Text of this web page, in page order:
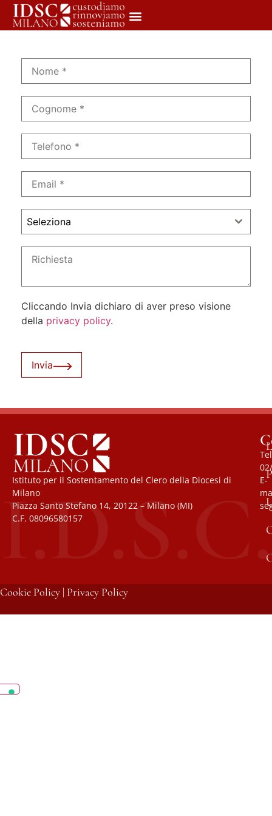
Seleziona
Cliccando Invia dichiaro di aver preso visione
della privacy policy.
Invia
Istituto per il Sostentamento del Clero della Diocesi di
Milano
Piazza Santo Stefano 14, 20122 – Milano (MI)
C.F. 08096580157
E-
Cookie Policy | Privacy Policy